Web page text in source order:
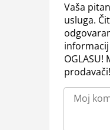
Vaša
usluga.
informacij
prodavači!